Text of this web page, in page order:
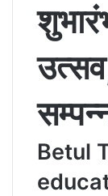
Betul